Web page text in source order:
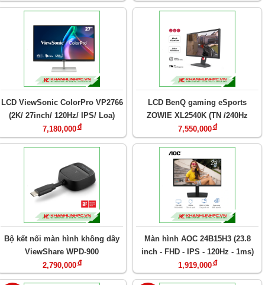
LCD ViewSonic ColorPro VP2766
(2K/ 27inch/ 120Hz/ IPS/ Loa)
7,180,000đ
LCD BenQ gaming eSports
ZOWIE XL2540K (TN /240Hz
/24inch)
7,550,000đ
Bộ kết nối màn hình không dây
ViewShare WPD-900
2,790,000đ
Màn hình AOC 24B15H3 (23.8
inch - FHD - IPS - 120Hz - 1ms)
1,919,000đ